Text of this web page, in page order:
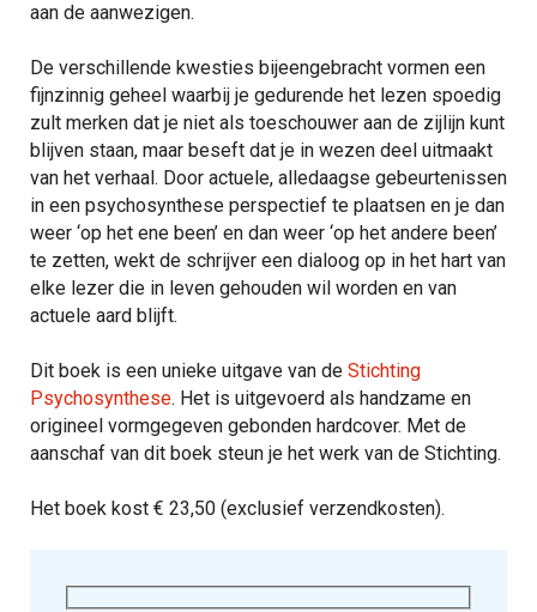
aan de aanwezigen.
De verschillende kwesties bijeengebracht vormen een
fijnzinnig geheel waarbij je gedurende het lezen spoedig
zult merken dat je niet als toeschouwer aan de zijlijn kunt
blijven staan, maar beseft dat je in wezen deel uitmaakt
van het verhaal. Door actuele, alledaagse gebeurtenissen
in een psychosynthese perspectief te plaatsen en je dan
weer ‘op het ene been’ en dan weer ‘op het andere been’
te zetten, wekt de schrijver een dialoog op in het hart van
elke lezer die in leven gehouden wil worden en van
actuele aard blijft.
Dit boek is een unieke uitgave van de Stichting
Psychosynthese. Het is uitgevoerd als handzame en
origineel vormgegeven gebonden hardcover. Met de
aanschaf van dit boek steun je het werk van de Stichting.
Het boek kost € 23,50 (exclusief verzendkosten).